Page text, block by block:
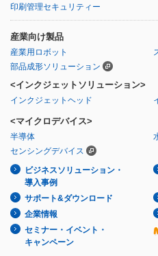
印刷管理セキュリティー
産業向け製品
産業用ロボット
部品成形ソリューション
<インクジェットソリューション>
インクジェットヘッド
<マイクロデバイス>
半導体
センシングデバイス
ビジネスソリューション・
導入事例
サポート&ダウンロード
企業情報
セミナー・イベント・
キャンペーン